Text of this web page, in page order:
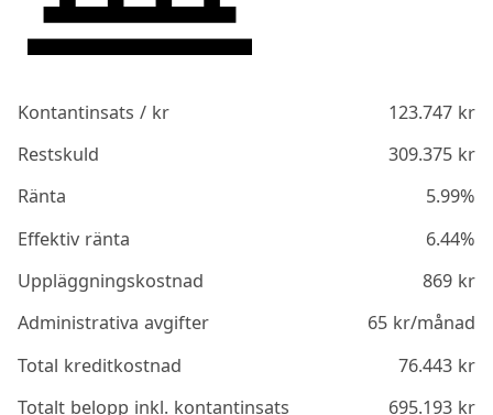
Kontantinsats / kr 123.747kr
Restskuld
309.375kr
Ränta
5.99%
Effektiv ränta
6.44%
Uppläggningskostnad
869kr
Administrativa avgifter
65kr/månad
Total kreditkostnad
76.443kr
Totalt belopp inkl. kontantinsats
695.193kr